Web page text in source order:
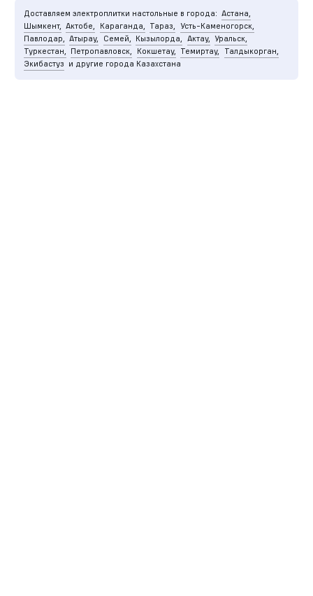
Доставляем электроплитки настольные в города: Астана,
Шымкент, Актобе, Караганда, Тараз, Усть-Каменогорск,
Павлодар, Атырау, Семей, Кызылорда, Актау, Уральск,
Туркестан, Петропавловск, Кокшетау, Темиртау,
Талдыкорган,
Экибастуз и другие города Казахстана